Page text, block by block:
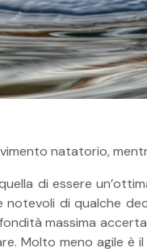
natatorio,
di essere
di qualche
massima
Molto meno agile è